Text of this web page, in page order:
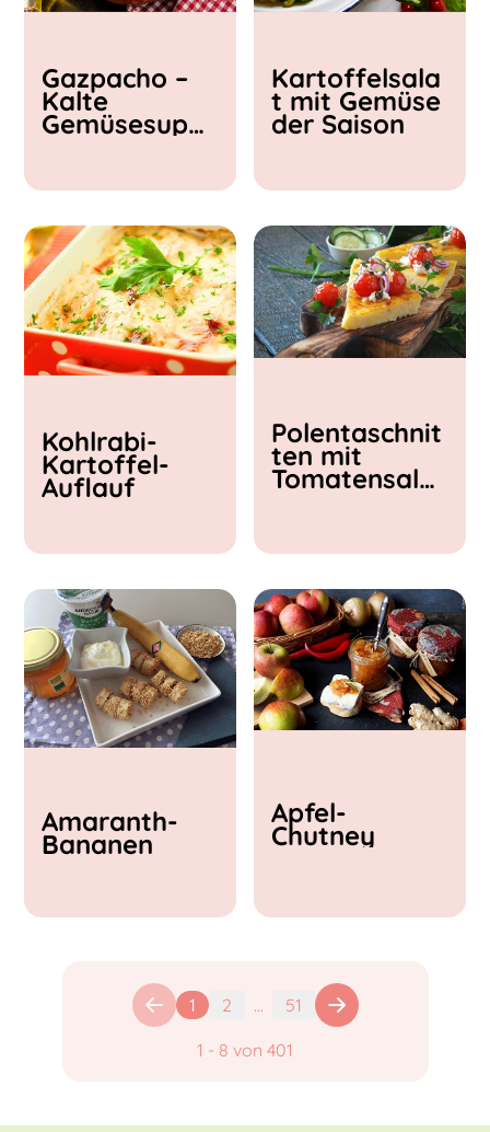
< 15 min
15 - 30 min
30 - 60 min
Gazpacho –
Kalte
Gemüsesupp
Kartoffelsala
t mit Gemüse
der Saison
Kohlrabi-
Kartoffel-
Auflauf
Polentaschnit
ten mit
Tomatensalat
Amaranth-
Bananen
Apfel-
Chutney
1 2 ... 51
1 - 8 von 401